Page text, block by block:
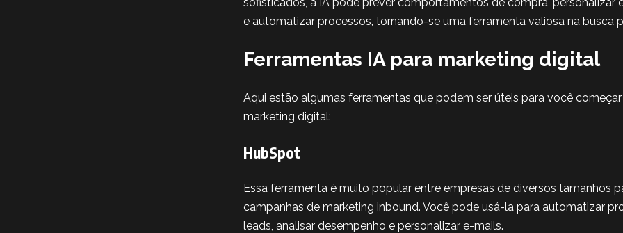
e automatizar processos, tornando-se uma ferramenta valiosa na busca
Ferramentas IA para marketing digital
Aqui estão algumas ferramentas que podem ser úteis para você começar
marketing digital:
HubSpot
Essa ferramenta é muito popular entre empresas de diversos tamanhos
campanhas de marketing inbound. Você pode usá-la para automatizar
leads, analisar desempenho e personalizar e-mails.